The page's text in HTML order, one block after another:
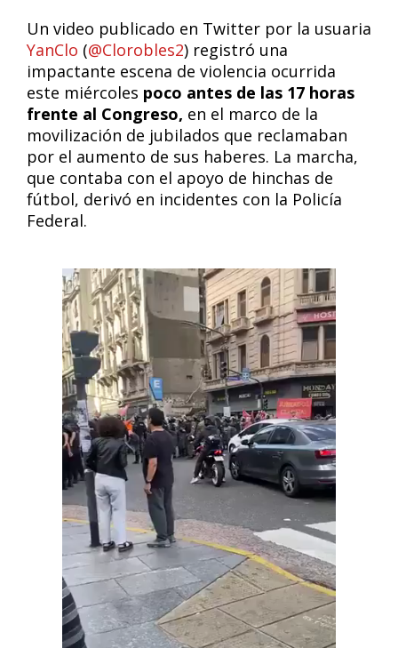
Un video publicado en Twitter por la usuaria
YanClo (@Clorobles2) registró una
impactante escena de violencia ocurrida
este miércoles poco antes de las 17 horas
frente al Congreso, en el marco de la
movilización de jubilados que reclamaban
por el aumento de sus haberes. La marcha,
que contaba con el apoyo de hinchas de
fútbol, derivó en incidentes con la Policía
Federal.